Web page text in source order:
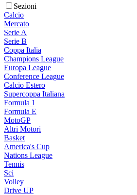
Sezioni
Calcio
Mercato
Serie A
Serie B
Coppa Italia
Champions League
Europa League
Conference League
Calcio Estero
Supercoppa Italiana
Formula 1
Formula E
MotoGP
Altri Motori
Basket
America's Cup
Nations League
Tennis
Sci
Volley
Drive UP